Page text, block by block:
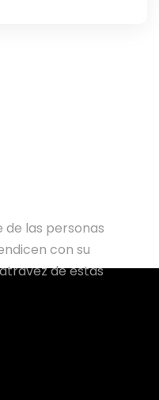
de las personas
con su
de estas